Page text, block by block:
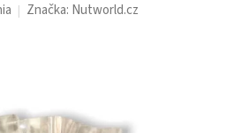
Značka: Nutworld.cz